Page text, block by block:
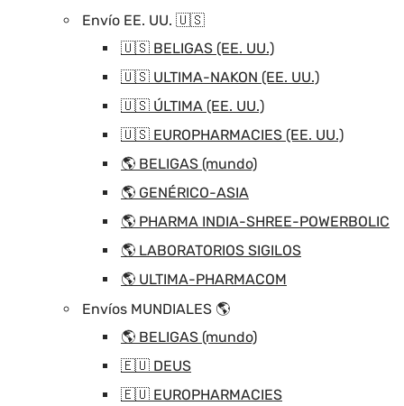
Envío EE. UU. 🇺🇸
🇺🇸 BELIGAS (EE. UU.)
🇺🇸 ULTIMA-NAKON (EE. UU.)
🇺🇸 ÚLTIMA (EE. UU.)
🇺🇸 EUROPHARMACIES (EE. UU.)
🌎 BELIGAS (mundo)
🌎 GENÉRICO-ASIA
🌎 PHARMA INDIA-SHREE-POWERBOLIC
🌎 LABORATORIOS SIGILOS
🌎 ULTIMA-PHARMACOM
Envíos MUNDIALES 🌎
🌎 BELIGAS (mundo)
🇪🇺 DEUS
🇪🇺 EUROPHARMACIES